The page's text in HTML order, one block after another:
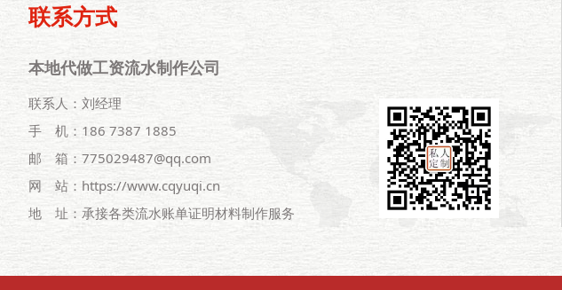
联系方式
本地代做工资流水制作公司
联系人：刘经理
手 机：186 7387 1885
邮 箱：775029487@qq.com
网 站：https://www.cqyuqi.cn
地 址：承接各类流水账单证明材料制作服务